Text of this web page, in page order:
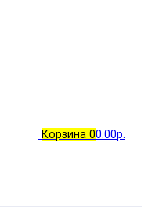
Корзина 00.00р.